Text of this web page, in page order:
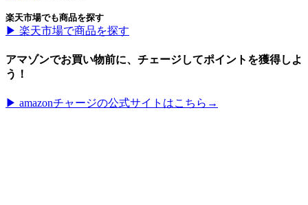
楽天市場でも商品を探す
▶︎ 楽天市場で商品を探す
アマゾンでお買い物前に、チェージしてポイントを獲得しよ
う！
▶︎ amazonチャージの公式サイトはこちら→